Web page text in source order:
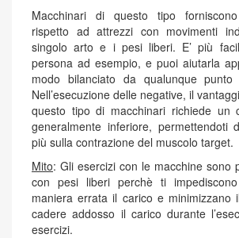
Macchinari di questo tipo
rispetto ad attrezzi con movimenti
singolo arto e i pesi liberi. E’ più
persona ad esempio, e puoi aiutarla
modo bilanciato da qualunque punto
Nell’esecuzione delle negative, il
questo tipo di macchinari richiede un
generalmente inferiore, permettendoti
più sulla contrazione del muscolo target.
Mito: Gli esercizi con le macchine sono
con pesi liberi perchè ti
maniera errata il carico e minimizzano
cadere addosso il carico durante
esercizi.